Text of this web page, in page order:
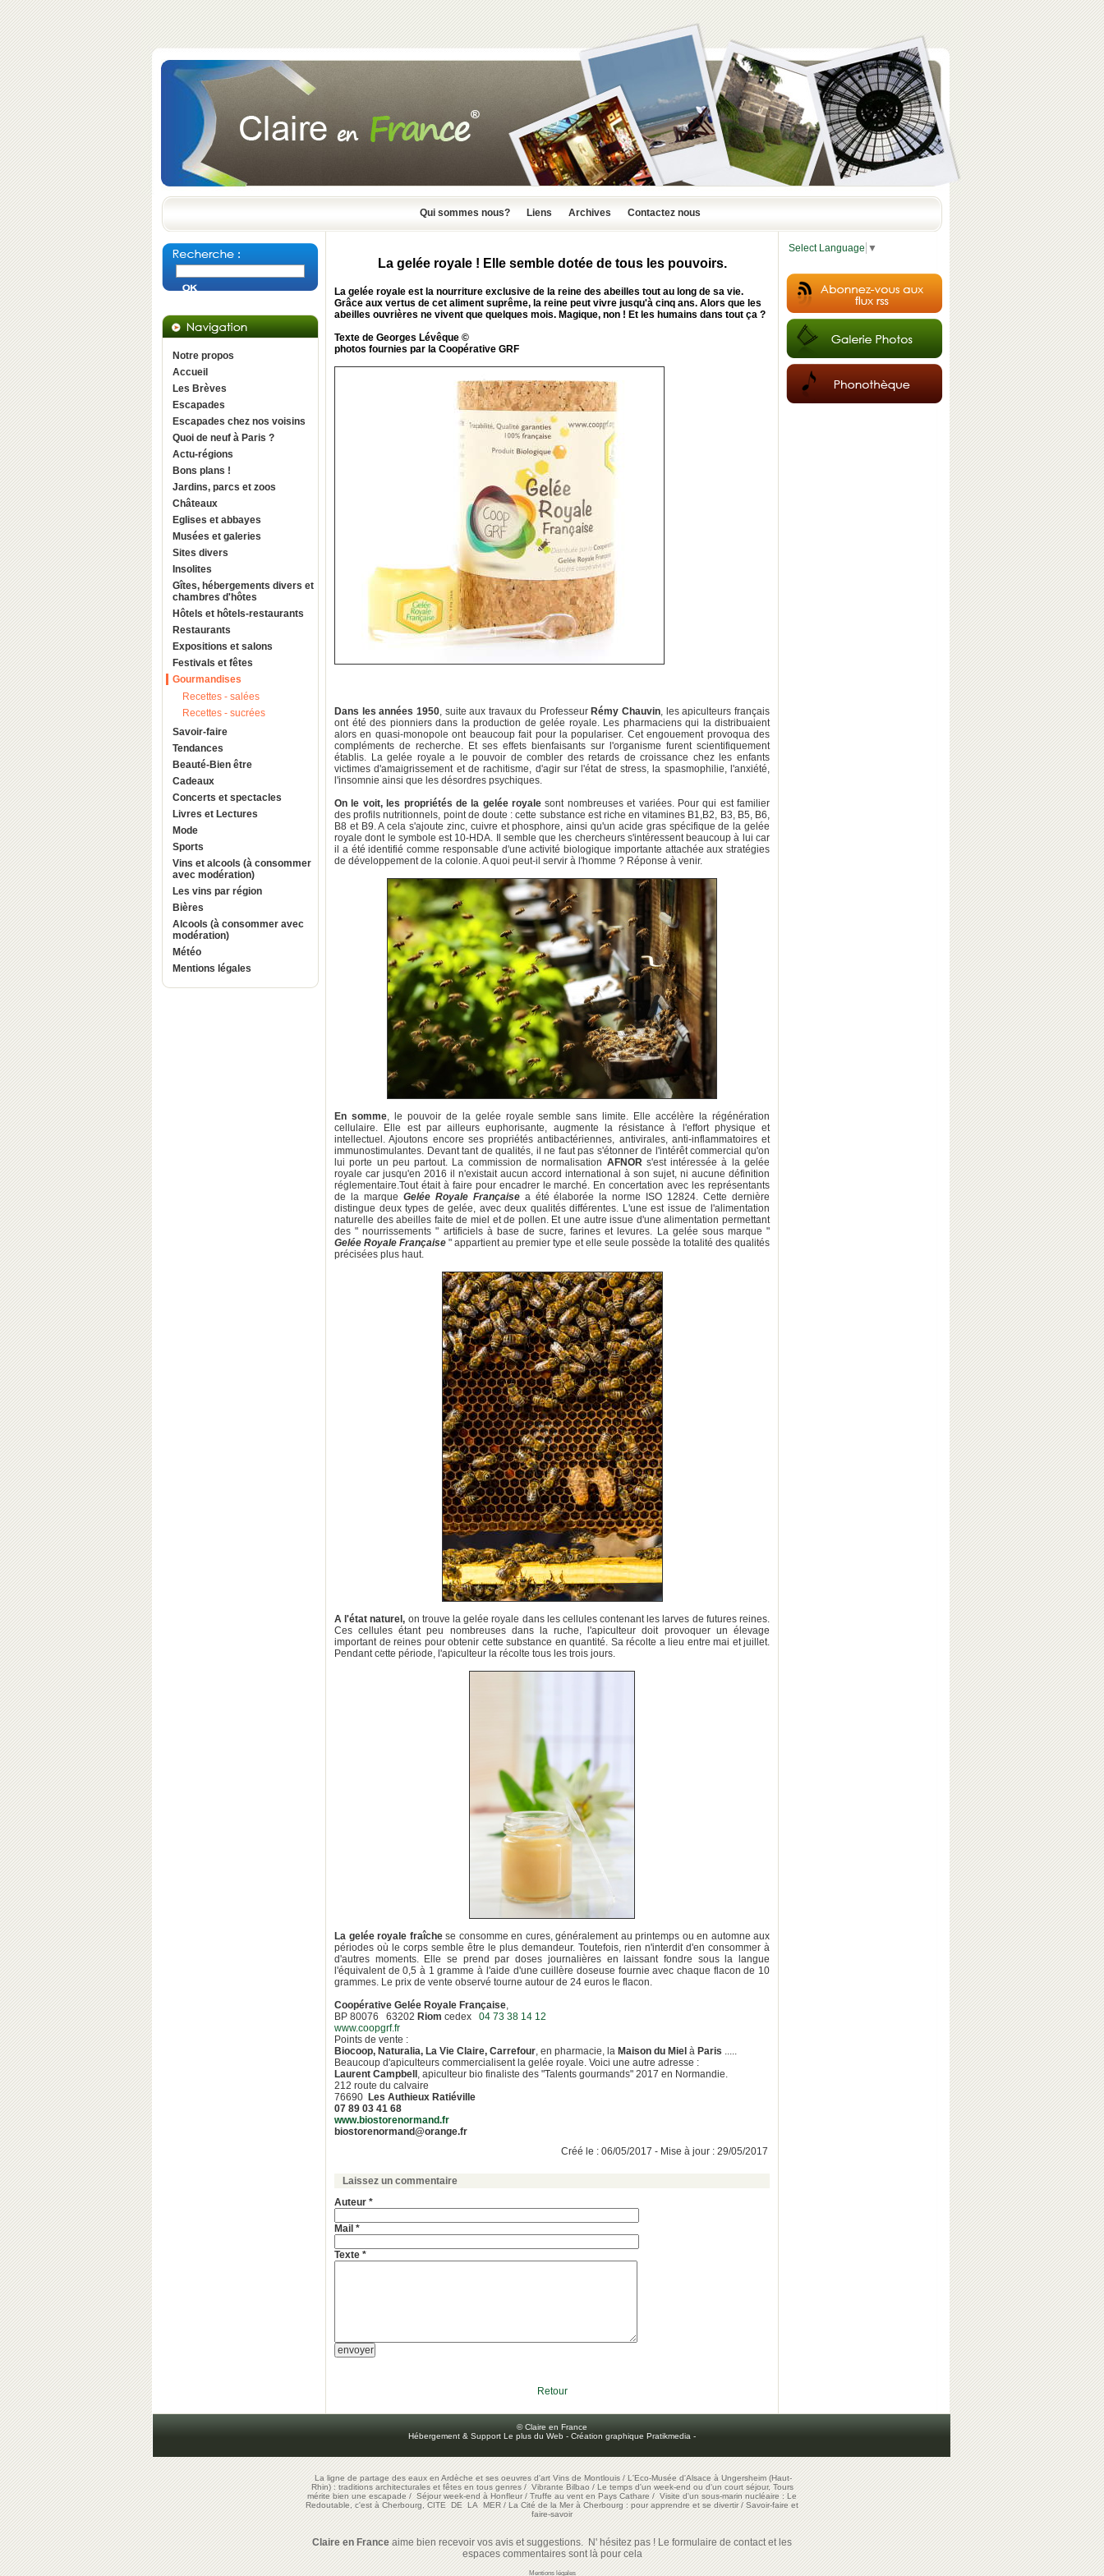
Qui sommes nous? Liens Archives Contactez nous
Notre propos
Accueil
Les Brèves
Escapades
Escapades chez nos voisins
Quoi de neuf à Paris ?
Actu-régions
Bons plans !
Jardins, parcs et zoos
Châteaux
Eglises et abbayes
Musées et galeries
Sites divers
Insolites
Gîtes, hébergements divers et
chambres d'hôtes
Hôtels et hôtels-restaurants
Restaurants
Expositions et salons
Festivals et fêtes
Gourmandises
Recettes - salées
Recettes - sucrées
Savoir-faire
Tendances
Beauté-Bien être
Cadeaux
Concerts et spectacles
Livres et Lectures
Mode
Sports
Vins et alcools (à consommer
avec modération)
Les vins par région
Bières
Alcools (à consommer avec
modération)
Météo
Mentions légales
La gelée royale ! Elle semble dotée de tous les pouvoirs.
La gelée royale est la nourriture exclusive de la reine des abeilles tout au long de sa vie.
Grâce aux vertus de cet aliment suprême, la reine peut vivre jusqu'à cinq ans. Alors que les
abeilles ouvrières ne vivent que quelques mois. Magique, non ! Et les humains dans tout ça ?
Texte de Georges Lévêque ©
photos fournies par la Coopérative GRF
Dans les années 1950, suite aux travaux du Professeur Rémy Chauvin, les apiculteurs français
ont été des pionniers dans la production de gelée royale. Les pharmaciens qui la distribuaient
alors en quasi-monopole ont beaucoup fait pour la populariser. Cet engouement provoqua des
compléments de recherche. Et ses effets bienfaisants sur l'organisme furent scientifiquement
établis. La gelée royale a le pouvoir de combler des retards de croissance chez les enfants
victimes d'amaigrissement et de rachitisme, d'agir sur l'état de stress, la spasmophilie, l'anxiété,
l'insomnie ainsi que les désordres psychiques.
On le voit, les propriétés de la gelée royale sont nombreuses et variées. Pour qui est familier
des profils nutritionnels, point de doute : cette substance est riche en vitamines B1,B2, B3, B5, B6,
B8 et B9. A cela s'ajoute zinc, cuivre et phosphore, ainsi qu'un acide gras spécifique de la gelée
royale dont le symbole est 10-HDA. Il semble que les chercheurs s'intéressent beaucoup à lui car
il a été identifié comme responsable d'une activité biologique importante attachée aux stratégies
de développement de la colonie. A quoi peut-il servir à l'homme ? Réponse à venir.
En somme, le pouvoir de la gelée royale semble sans limite. Elle accélère la régénération
cellulaire. Elle est par ailleurs euphorisante, augmente la résistance à l'effort physique et
intellectuel. Ajoutons encore ses propriétés antibactériennes, antivirales, anti-inflammatoires et
immunostimulantes. Devant tant de qualités, il ne faut pas s'étonner de l'intérêt commercial qu'on
lui porte un peu partout. La commission de normalisation AFNOR s'est intéressée à la gelée
royale car jusqu'en 2016 il n'existait aucun accord international à son sujet, ni aucune définition
réglementaire.Tout était à faire pour encadrer le marché. En concertation avec les représentants
de la marque Gelée Royale Françaisea été élaborée la norme ISO 12824. Cette dernière
distingue deux types de gelée, avec deux qualités différentes. L'une est issue de l'alimentation
naturelle des abeilles faite de miel et de pollen. Et une autre issue d'une alimentation permettant
des " nourrissements " artificiels à base de sucre, farines et levures. La gelée sous marque "
Gelée Royale Française " appartient au premier type et elle seule possède la totalité des qualités
précisées plus haut.
A l'état naturel, on trouve la gelée royale dans les cellules contenant les larves de futures reines.
Ces cellules étant peu nombreuses dans la ruche, l'apiculteur doit provoquer un élevage
important de reines pour obtenir cette substance en quantité. Sa récolte a lieu entre mai et juillet.
Pendant cette période, l'apiculteur la récolte tous les trois jours.
La gelée royale fraîche se consomme en cures, généralement au printemps ou en automne aux
périodes où le corps semble être le plus demandeur. Toutefois, rien n'interdit d'en consommer à
d'autres moments. Elle se prend par doses journalières en laissant fondre sous la langue
l'équivalent de 0,5 à 1 gramme à l'aide d'une cuillère doseuse fournie avec chaque flacon de 10
grammes. Le prix de vente observé tourne autour de 24 euros le flacon.
Coopérative Gelée Royale Française,
BP 80076 63202 Riom cedex 04 73 38 14 12
www.coopgrf.fr
Points de vente :
Biocoop, Naturalia, La Vie Claire, Carrefour, en pharmacie, la Maison du Miel à Paris .....
Beaucoup d'apiculteurs commercialisent la gelée royale. Voici une autre adresse :
Laurent Campbell , apiculteur bio finaliste des "Talents gourmands" 2017 en Normandie.
212 route du calvaire
76690 Les Authieux Ratiéville
07 89 03 41 68
www.biostorenormand.fr
biostorenormand@orange.fr
Créé le : 06/05/2017 - Mise à jour : 29/05/2017
Laissez un commentaire
Auteur *
Mail *
Texte *
Retour
Select Language ▼
© Claire en France
Hébergement & Support Le plus du Web - Création graphique Pratikmedia -
La ligne de partage des eaux en Ardèche et ses oeuvres d'art Vins de Montlouis/L'Eco-Musée d'Alsace à Ungersheim (Haut-
Rhin) : traditions architecturales et fêtes en tous genres/Vibrante Bilbao/Le temps d'un week-end ou d'un court séjour, Tours
mérite bien une escapade/Séjour week-end à Honfleur/Truffe au vent en Pays Cathare/Visite d'un sous-marin nucléaire : Le
Redoutable, c'est à Cherbourg, CITE DE LA MER/La Cité de la Mer à Cherbourg : pour apprendre et se divertir/Savoir-faire et
faire-savoir
Claire en Franceaime bien recevoir vos avis et suggestions. N' hésitez pas ! Le formulaire de contact et les
espaces commentaires sont là pour cela
Mentions légales